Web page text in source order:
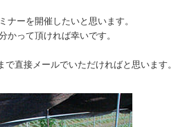
ナーを開催したいと思います。
かって頂ければ幸いです。
で直接メールでいただければと思います。